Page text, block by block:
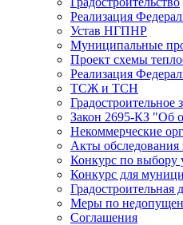
Реализация
Устав НГПНР
Муниципальные
Проект схемы
Реализация
ТСЖ и ТСН
Градостроительное
Закон 2695-КЗ "Об
Некоммерческие
Акты
Конкурс по выбору
Конкурс для
Градостроительная
Меры по
Соглашения